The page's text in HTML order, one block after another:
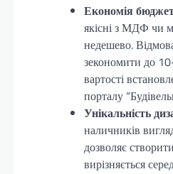
Економія
якісні з МДФ чи
недешево.
зекономити до
вартості
порталу
Унікальність
наличників
дозволяє
вирізняється